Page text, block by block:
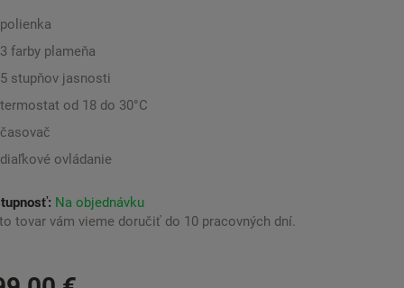
polienka
3 farby plameňa
5 stupňov jasnosti
termostat od 18 do 30°C
časovač
diaľkové ovládanie
Na objednávku
tovar vám vieme doručiť do 10 pracovných dní.